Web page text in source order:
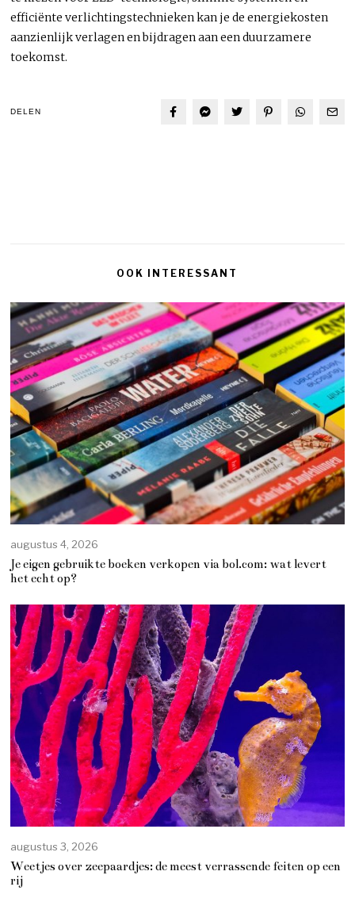
efficiënte verlichtingstechnieken kan je de energiekosten
aanzienlijk verlagen en bijdragen aan een duurzamere
toekomst.
DELEN
OOK INTERESSANT
augustus 4, 2026
Je eigen gebruikte boeken verkopen via bol.com: wat levert
het echt op?
augustus 3, 2026
Weetjes over zeepaardjes: de meest verrassende feiten op een
rij